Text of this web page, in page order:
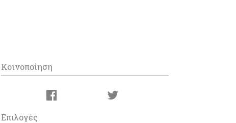
Κοινοποίηση
Επιλογές